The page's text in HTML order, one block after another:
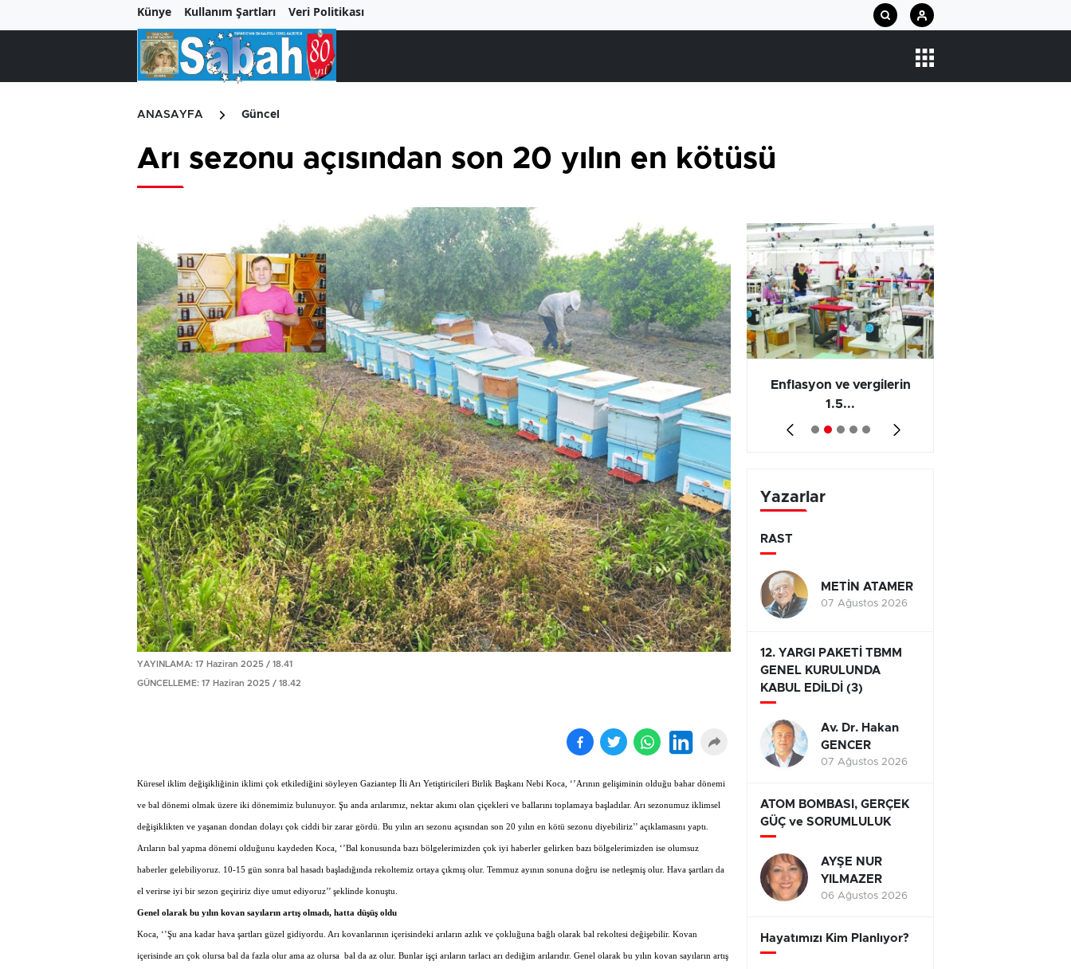
Künye Kullanım Şartları Veri Politikası
ANASAYFA Güncel
Arı sezonu açısından son 20 yılın en kötüsü
YAYINLAMA: 17 Haziran 2025 / 18.41
GÜNCELLEME: 17 Haziran 2025 / 18.42
Küresel iklim değişikliğinin iklimi çok etkilediğini söyleyen Gaziantep İli Arı Yetiştiricileri Birlik Başkanı Nebi Koca, ‘’Arının gelişiminin olduğu bahar dönemi
ve bal dönemi olmak üzere iki dönemimiz bulunuyor. Şu anda arılarımız, nektar akımı olan çiçekleri ve ballarını toplamaya başladılar. Arı sezonumuz iklimsel
değişiklikten ve yaşanan dondan dolayı çok ciddi bir zarar gördü. Bu yılın arı sezonu açısından son 20 yılın en kötü sezonu diyebiliriz’’ açıklamasını yaptı.
Arıların bal yapma dönemi olduğunu kaydeden Koca, ‘’Bal konusunda bazı bölgelerimizden çok iyi haberler gelirken bazı bölgelerimizden ise olumsuz
haberler gelebiliyoruz. 10-15 gün sonra bal hasadı başladığında rekoltemiz ortaya çıkmış olur. Temmuz ayının sonuna doğru ise netleşmiş olur. Hava şartları da
el verirse iyi bir sezon geçiririz diye umut ediyoruz’’ şeklinde konuştu.
Genel olarak bu yılın kovan sayıların artış olmadı, hatta düşüş oldu
Koca, ‘’Şu ana kadar hava şartları güzel gidiyordu. Arı kovanlarının içerisindeki arıların azlık ve çokluğuna bağlı olarak bal rekoltesi değişebilir. Kovan
içerisinde arı çok olursa bal da fazla olur ama az olursa bal da az olur. Bunlar işçi arıların tarlacı arı dediğim arılarıdır. Genel olarak bu yılın kovan sayıların artış
Birçok uyku hastalığının
tan...
En ucuz sigara 120 TL, en
pa...
Enflasyon ve vergilerin
1.5...
Yazarlar
RAST
METİN ATAMER
07 Ağustos 2026
12. YARGI PAKETİ TBMM
GENEL KURULUNDA
KABUL EDİLDİ (3)
Av. Dr. Hakan
GENCER
07 Ağustos 2026
ATOM BOMBASI, GERÇEK
GÜÇ ve SORUMLULUK
AYŞE NUR
YILMAZER
06 Ağustos 2026
Hayatımızı Kim Planlıyor?